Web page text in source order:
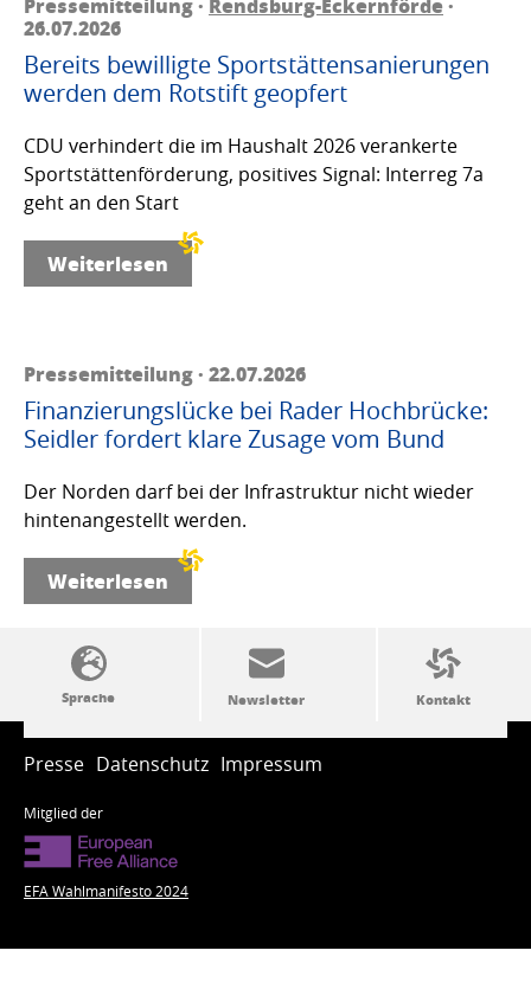
Pressemitteilung · Rendsburg-Eckernförde·
26.07.2026
Bereits bewilligte Sportstättensanierungen
werden dem Rotstift geopfert
CDU verhindert die im Haushalt 2026 verankerte
Sportstättenförderung, positives Signal: Interreg 7a
geht an den Start
Weiterlesen
Pressemitteilung · 22.07.2026
Finanzierungslücke bei Rader Hochbrücke:
Seidler fordert klare Zusage vom Bund
Der Norden darf bei der Infrastruktur nicht wieder
hintenangestellt werden.
Weiterlesen
SSW-Politik von A bis Z
Presse Datenschutz Impressum
Mitglied der
EFA Wahlmanifesto 2024